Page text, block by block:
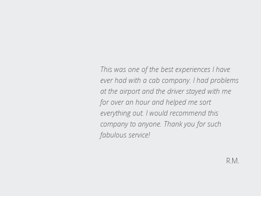
This was one of the best experiences I have
ever had with a cab company. I had problems
at the airport and the driver stayed with me
for over an hour and helped me sort
everything out. I would recommend this
company to anyone. Thank you for such
fabulous service!
R.M.